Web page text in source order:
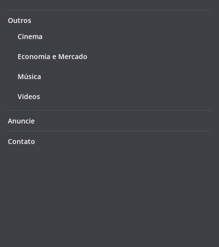
Outros
Cinema
Economia e Mercado
Música
Videos
Anuncie
Contato